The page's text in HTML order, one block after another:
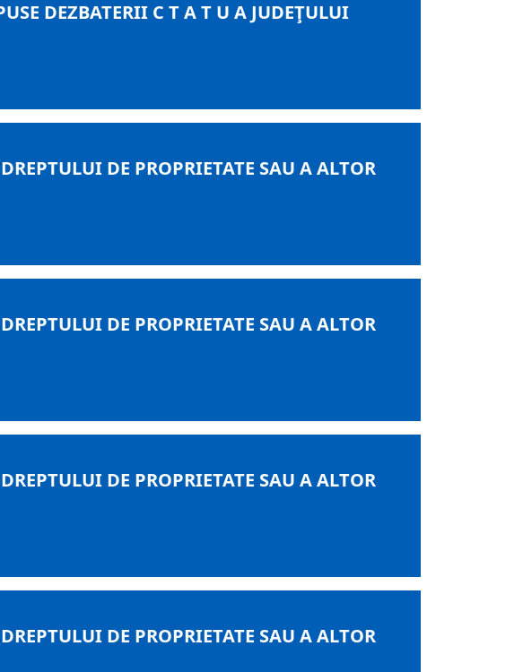
DEZBATERII C T A T U A JUDEŢULUI
DE PROPRIETATE SAU A ALTOR
DE PROPRIETATE SAU A ALTOR
DE PROPRIETATE SAU A ALTOR
DE PROPRIETATE SAU A ALTOR